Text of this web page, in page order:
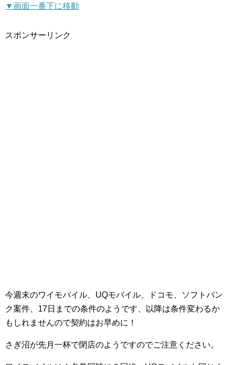
▼画面一番下に移動
スポンサーリンク
今週末のワイモバイル、UQモバイル、ドコモ、ソフトバン
ク案件、17日までの条件のようです、以降は条件変わるか
もしれませんので契約はお早めに！
さぎ沼が先月一杯で閉店のようですのでご注意ください。